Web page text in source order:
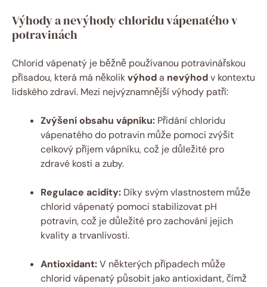
Výhody a nevýhody chloridu vápenatého v
potravinách
Chlorid vápenatý je běžně používanou potravinářskou
přísadou, která má několikvýhoda nevýhodv kontextu
lidského zdraví. Mezi nejvýznamnější výhody patří:
Zvýšení obsahu vápníku: Přidání chloridu
vápenatého do potravin může pomoci zvýšit
celkový příjem vápníku, což je důležité pro
zdravé kosti a zuby.
Regulace acidity: Díky svým vlastnostem může
chlorid vápenatý pomoci stabilizovat pH
potravin, což je důležité pro zachování jejich
kvality a trvanlivosti.
Antioxidant:V některých případech může
chlorid vápenatý působit jako antioxidant, čímž